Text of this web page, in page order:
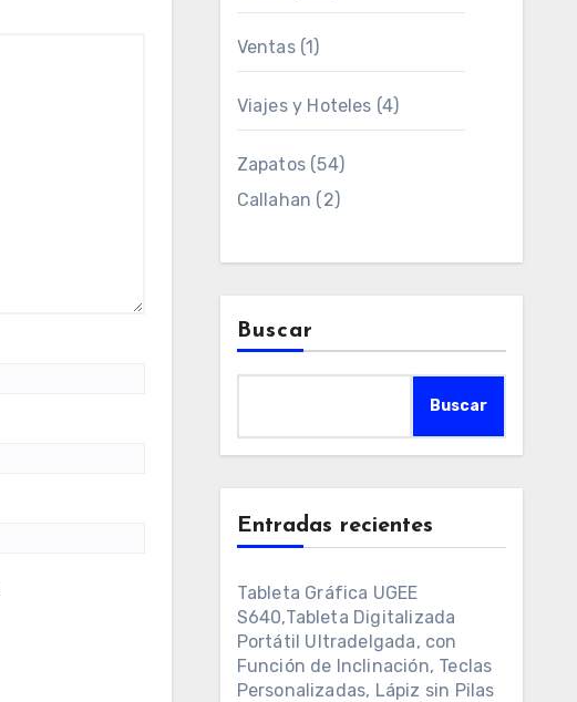
Ventas(1)
Viajes y Hoteles (4)
Zapatos(54)
Callahan (2)
Buscar
Buscar
Entradas recientes
Tableta Gráfica UGEE
S640,Tableta Digitalizada
Portátil Ultradelgada, con
Función de Inclinación, Teclas
Personalizadas, Lápiz sin Pilas